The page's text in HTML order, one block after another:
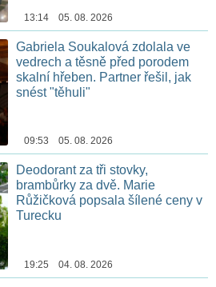
13:14 05. 08. 2026
Gabriela Soukalová zdolala ve
vedrech a těsně před porodem
skalní hřeben. Partner řešil, jak
snést "těhuli"
09:53 05. 08. 2026
Deodorant za tři stovky,
brambůrky za dvě. Marie
Růžičková popsala šílené ceny v
Turecku
19:25 04. 08. 2026